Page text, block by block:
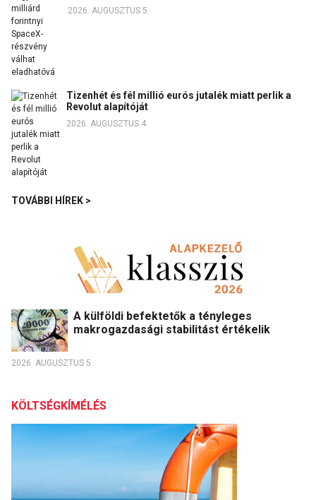
2026. AUGUSZTUS 5.
Tizenhét és fél millió eurós jutalék miatt perlik a
Revolut alapítóját
2026. AUGUSZTUS 4.
TOVÁBBI HÍREK >
A külföldi befektetők a tényleges
makrogazdasági stabilitást értékelik
2026. AUGUSZTUS 5.
KÖLTSÉGKÍMÉLÉS